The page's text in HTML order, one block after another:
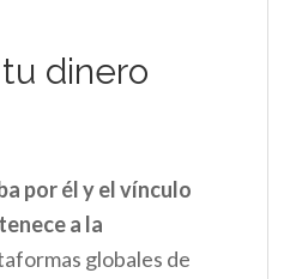
dinero
por él y el vínculo
a la
globales de